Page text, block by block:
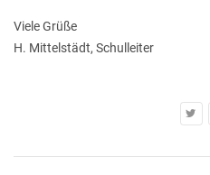
Viele Grüße
H. Mittelstädt, Schulleiter